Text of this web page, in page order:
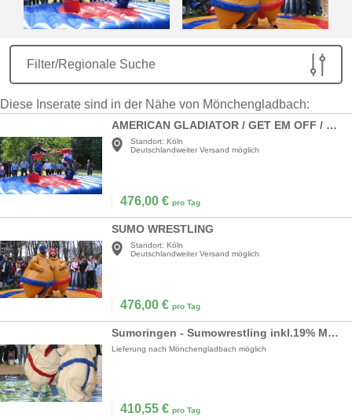
Filter/Regionale Suche
Diese Inserate sind in der Nähe von Mönchengladbach:
AMERICAN GLADIATOR / GET EM OFF / GLADIATORS
Standort: Köln
Deutschlandweiter Versand möglich
476,00 € pro Tag
SUMO WRESTLING
Standort: Köln
Deutschlandweiter Versand möglich
476,00 € pro Tag
Sumoringen - Sumowrestling inkl.19% MwSt.
Lieferung nach Mönchengladbach möglich
410,55 € pro Tag